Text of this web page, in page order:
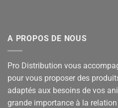
A PROPOS DE NOUS
Pro Distribution vous
pour vous proposer des
adaptés aux besoins de vos
grande importance à la